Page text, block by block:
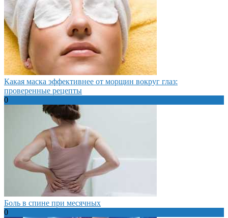
Какая маска эффективнее от морщин вокруг глаз:
проверенные рецепты
0
Боль в спине при месячных
0